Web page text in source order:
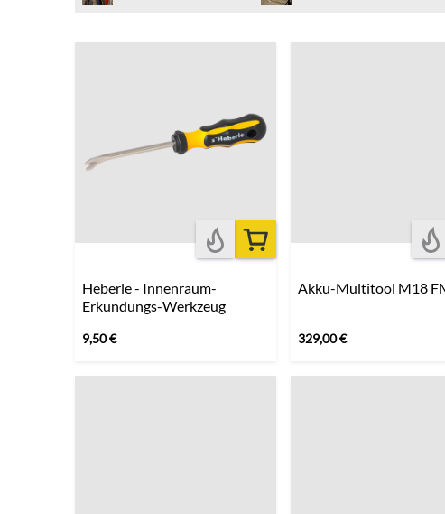
Heberle - Innenraum-
Erkundungs-Werkzeug
9,50€
Akku-Multitool M18
329,00€